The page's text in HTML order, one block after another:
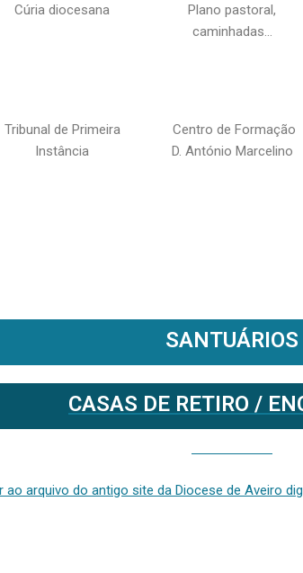
Cúria diocesana
Plano pastoral,
caminhadas…
Tribunal de Primeira
Instância
Centro de Formação
D. António Marcelino
SANTUÁRIOS
CASAS DE RETIRO /
ao arquivo do antigo site da Diocese de Aveiro